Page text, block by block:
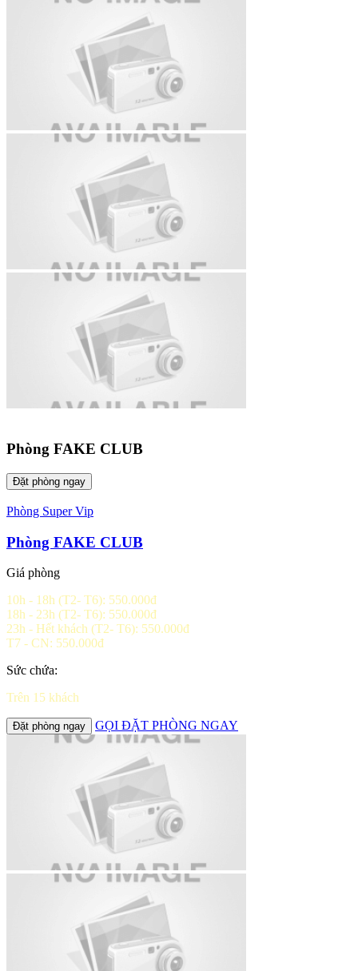
Phòng FAKE CLUB
Đặt phòng ngay
Phòng Super Vip
Phòng FAKE CLUB
Giá phòng
10h - 18h (T2- T6): 550.000đ
18h - 23h (T2- T6): 550.000đ
23h - Hết khách (T2- T6): 550.000đ
T7 - CN: 550.000đ
Sức chứa:
Trên 15 khách
Đặt phòng ngay GỌI ĐẶT PHÒNG NGAY